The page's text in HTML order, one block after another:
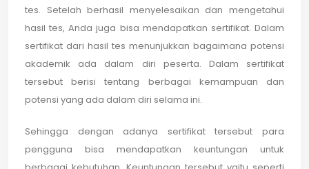
tes. Setelah berhasil menyelesaikan dan mengetahui
hasil tes, Anda juga bisa mendapatkan sertifikat. Dalam
sertifikat dari hasil tes menunjukkan bagaimana potensi
akademik ada dalam diri peserta. Dalam sertifikat
tersebut berisi tentang berbagai kemampuan dan
potensi yang ada dalam diri selama ini.
Sehingga dengan adanya sertifikat tersebut para
pengguna bisa mendapatkan keuntungan untuk